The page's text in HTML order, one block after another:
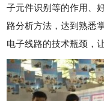
子元件识别等的作用、
路分析方法，达到熟悉
电子线路的技术瓶颈，